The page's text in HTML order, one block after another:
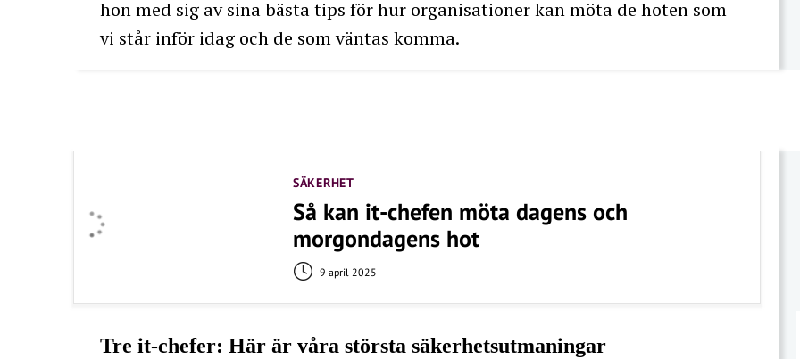
hon med sig av sina bästa tips för hur organisationer kan möta de hoten som
vi står inför idag och de som väntas komma.
SÄKERHET
Så kan it-chefen möta dagens och
morgondagens hot
9 april 2025
Tre it-chefer: Här är våra största säkerhetsutmaningar